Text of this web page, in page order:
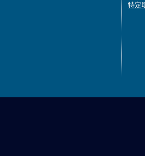
特定